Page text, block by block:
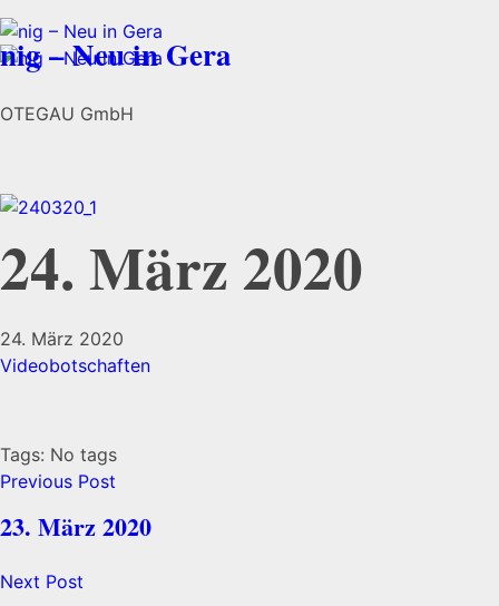
nig – Neu in Gera
OTEGAU GmbH
24. März 2020
24. März 2020
Videobotschaften
Tags: No tags
Previous Post
23. März 2020
Next Post